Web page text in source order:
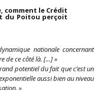
comment le Crédit
du Poitou perçoit
nationale concernant
de ce côté là. […] »
potentiel du fait que c’est un
aussi bien au niveau